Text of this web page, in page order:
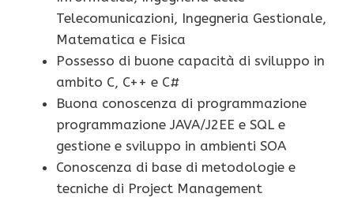
Telecomunicazioni, Ingegneria Gestionale,
Matematica e Fisica
Possesso di buone capacità di sviluppo in
ambito C, C++ e C#
Buona conoscenza di programmazione
programmazione JAVA/J2EE e SQL e
gestione e sviluppo in ambienti SOA
Conoscenza di base di metodologie e
tecniche di Project Management